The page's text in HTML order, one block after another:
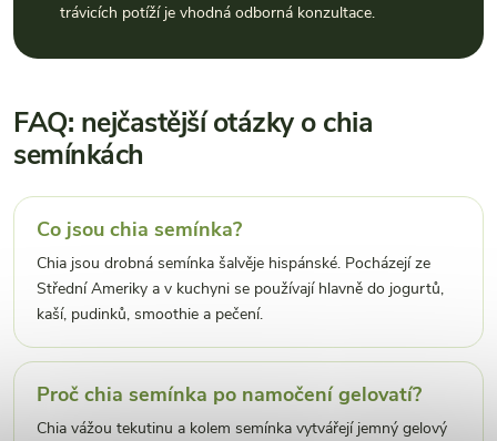
trávicích potíží je vhodná odborná konzultace.
FAQ: nejčastější otázky o chia
semínkách
Co jsou chia semínka?
Chia jsou drobná semínka šalvěje hispánské. Pocházejí ze
Střední Ameriky a v kuchyni se používají hlavně do jogurtů,
kaší, pudinků, smoothie a pečení.
Proč chia semínka po namočení gelovatí?
Chia vážou tekutinu a kolem semínka vytvářejí jemný gelový